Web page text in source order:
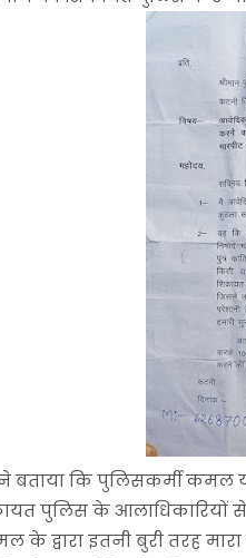
बताया कि पुलिसकर्मी कमल
पुलिस के आलाधिकारियों से
के द्वारा इतनी बुरी तरह